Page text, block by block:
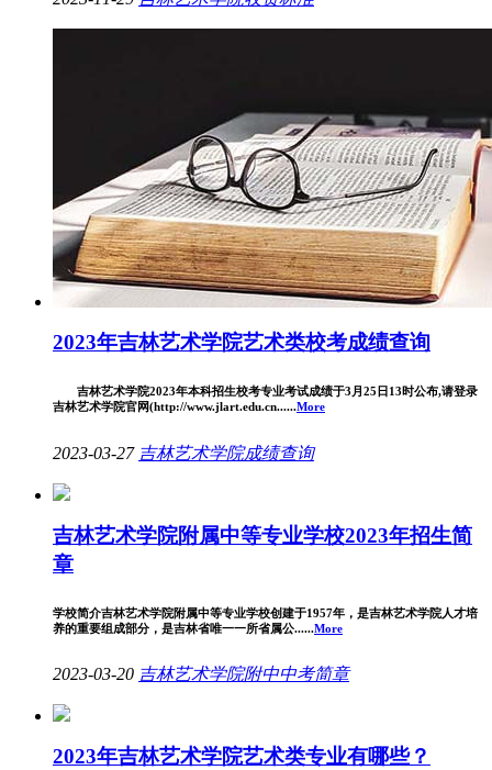
2023年吉林艺术学院艺术类校考成绩查询
吉林艺术学院2023年本科招生校考专业考试成绩于3月25日13时公布,请登录
吉林艺术学院官网(http://www.jlart.edu.cn......More
2023-03-27 吉林艺术学院成绩查询
吉林艺术学院附属中等专业学校2023年招生简
章
学校简介吉林艺术学院附属中等专业学校创建于1957年，是吉林艺术学院人才培
养的重要组成部分，是吉林省唯一一所省属公......More
2023-03-20 吉林艺术学院附中中考简章
2023年吉林艺术学院艺术类专业有哪些？